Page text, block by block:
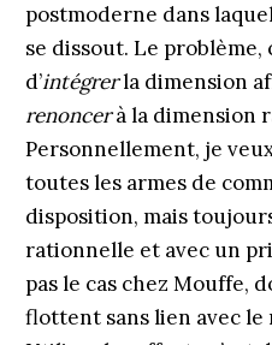
postmoderne dans
se dissout. Le problème,
d’intégrerla dimension
renoncerà la dimension
Personnellement, je
toutes les armes de
disposition, mais
rationnelle et avec un
pas le cas chez Mouffe,
flottent sans lien avec le